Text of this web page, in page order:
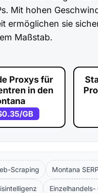
Mit hohen
ermöglichen sie
Maßstab.
Proxys für
in den
/GB
Scraping Montana